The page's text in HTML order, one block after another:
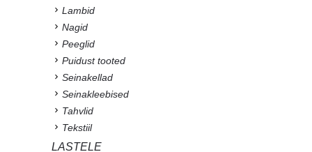
Lambid
Nagid
Peeglid
Puidust tooted
Seinakellad
Seinakleebised
Tahvlid
Tekstiil
LASTELE